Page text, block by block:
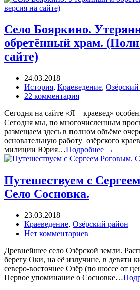
Село Бояркино.
обретённый храм.
сайте)
24.03.2018
История, Краеведение,
22 комментария
Сегодня на сайте «Я – краевед»
Сегодня мы, по многочисленным
размещаем здесь в полном объёме
основательную работу озёрского
милиции Юрия…Подробнее →
Путешествуем с
Село Сосновка.
23.03.2018
Краеведение, Озёрский район
Нет комментариев
Древнейшее село Озёрской земли.
берегу Оки, на её излучине, в девяти
северо-восточнее Озёр (по шоссе от
Первое упоминание о Сосновке…